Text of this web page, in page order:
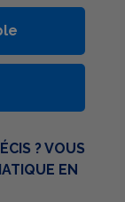
? VOUS
EN